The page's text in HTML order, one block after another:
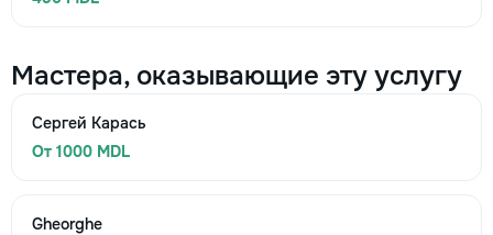
Мастера, оказывающие эту услугу
Сергей Карась
От 1000 MDL
Gheorghe